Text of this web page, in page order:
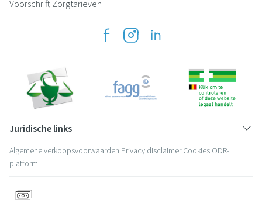
Voorschrift Zorgtarieven
Juridische links
Algemene verkoopsvoorwaarden Privacy disclaimer Cookies ODR-
platform